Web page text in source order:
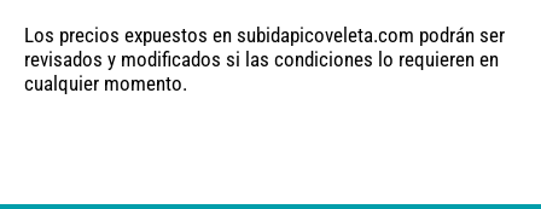
Los precios expuestos en subidapicoveleta.com podrán ser
revisados y modificados si las condiciones lo requieren en
cualquier momento.